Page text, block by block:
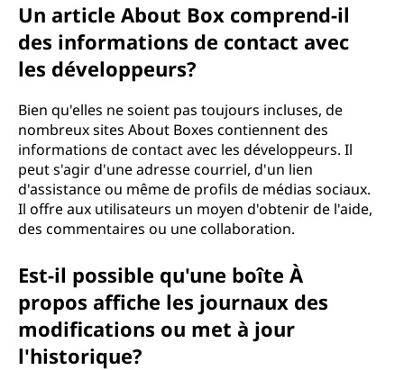
Un article About Box comprend-il
des informations de contact avec
les développeurs?
Bien qu'elles ne soient pas toujours incluses, de
nombreux sites About Boxes contiennent des
informations de contact avec les développeurs. Il
peut s'agir d'une adresse courriel, d'un lien
d'assistance ou même de profils de médias sociaux.
Il offre aux utilisateurs un moyen d'obtenir de l'aide,
des commentaires ou une collaboration.
Est-il possible qu'une boîte À
propos affiche les journaux des
modifications ou met à jour
l'historique?